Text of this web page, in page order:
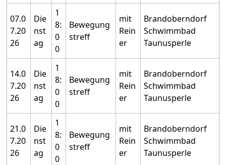
07.0
7.20
26
Die
nst
ag
1
8:
0
0
Bewegung
streff
mit
Rein
er
Brandoberndorf
Schwimmbad
Taunusperle
14.0
7.20
26
Die
nst
ag
1
8:
0
0
Bewegung
streff
mit
Rein
er
Brandoberndorf
Schwimmbad
Taunusperle
21.0
7.20
26
Die
nst
ag
1
8:
0
0
Bewegung
streff
mit
Rein
er
Brandoberndorf
Schwimmbad
Taunusperle